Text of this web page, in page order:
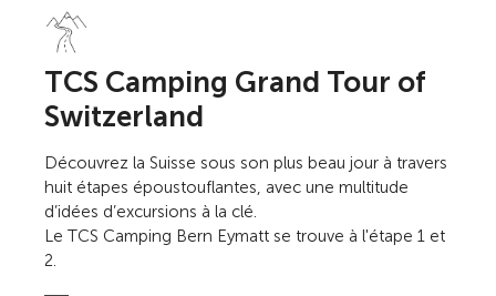
TCS Camping Grand Tour of
Switzerland
Découvrez la Suisse sous son plus beau jour à travers
huit étapes époustouflantes, avec une multitude
d’idées d’excursions à la clé.
Le TCS Camping Bern Eymatt se trouve à l'étape 1 et
2.